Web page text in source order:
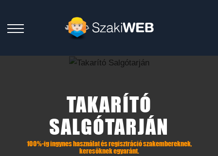
TAKARÍTÓ
SALGÓTARJÁN
100%-ig ingynes használat és regisztráció szakembereknek,
keresőknek egyaránt.